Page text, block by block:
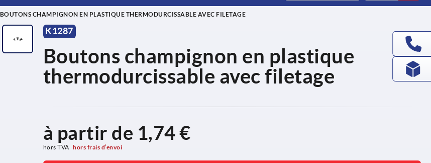
BOUTONS CHAMPIGNON EN PLASTIQUE THERMODURCISSABLE AVEC FILETAGE
K1287
Boutons champignon en plastique
thermodurcissable avec filetage
à partir de 1,74 €
hors TVA hors frais d’envoi